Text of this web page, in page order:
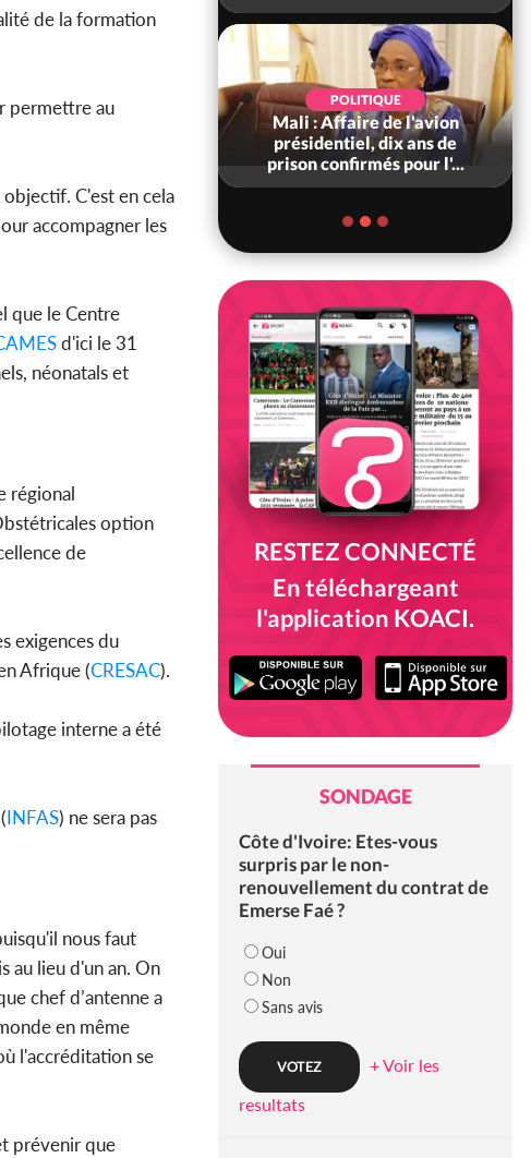
de la formation
permettre au
C'est en cela
accompagner les
que le Centre
d'ici le 31
néonatals et
régional
option
de
exigences du
Afrique (CRESAC).
interne a été
INFAS) ne sera pas
nous faut
au lieu d'un an. On
chef d’antenne a
en même
l'accréditation se
prévenir que
POLITIQUE
d'Ivoire : Violences
à Kossandji (Mé)
POLITIQUE
Mali : Affaire de l'avion
présidentiel, dix ans de
prison confirmés pour l'...
RESTEZ CONNECTÉ
En téléchargeant
l'application KOACI.
SONDAGE
Côte d'Ivoire: Etes-vous
surpris par le non-
renouvellement du contrat de
Emerse Faé ?
Oui
Non
Sans avis
+ Voir les
resultats